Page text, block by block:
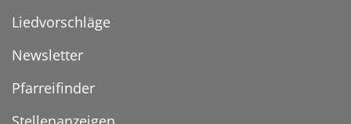
Liedvorschläge
Newsletter
Pfarreifinder